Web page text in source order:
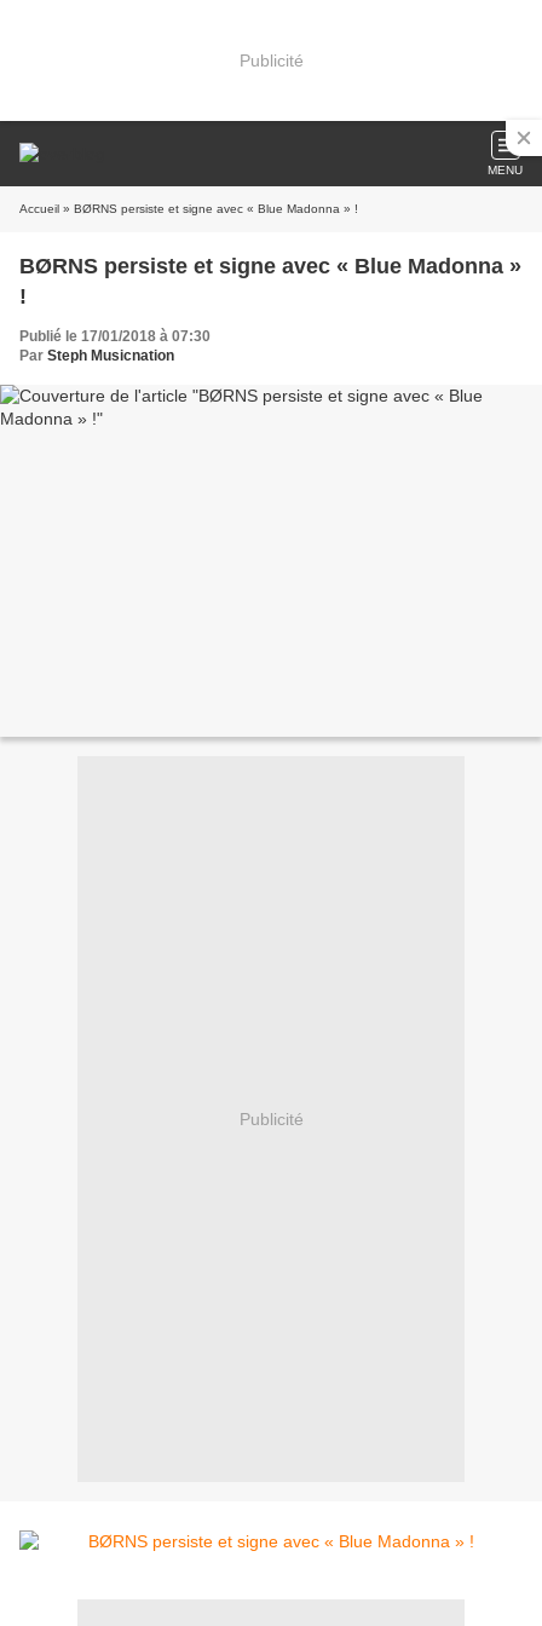
Publicité
MENU
Accueil » BØRNS persiste et signe avec « Blue Madonna » !
BØRNS persiste et signe avec « Blue Madonna »
!
Publié le 17/01/2018 à 07:30
Par Steph Musicnation
Publicité